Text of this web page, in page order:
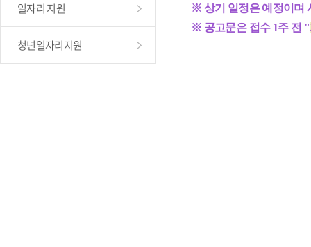
일자리 지원
청년일자리지원
※ 상기 일정은 예정이며
※ 공고문은 접수 1주 전 "